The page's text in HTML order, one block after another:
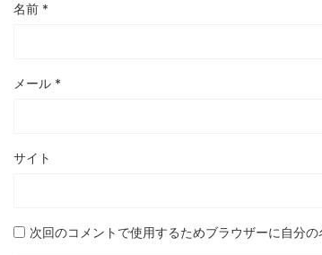
名前 *
メール *
サイト
次回のコメントで使用するためブラウザーに自分